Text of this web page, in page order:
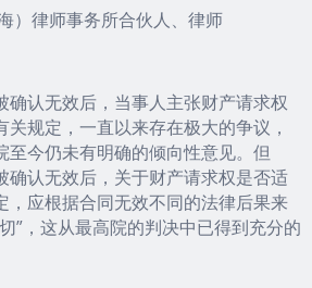
）律师事务所合伙人、律师
确认无效后，当事人主张财产请求权
规定，一直以来存在极大的争议，
至今仍未有明确的倾向性意见。但
确认无效后，关于财产请求权是否适
，应根据合同无效不同的法律后果来
”，这从最高院的判决中已得到充分的